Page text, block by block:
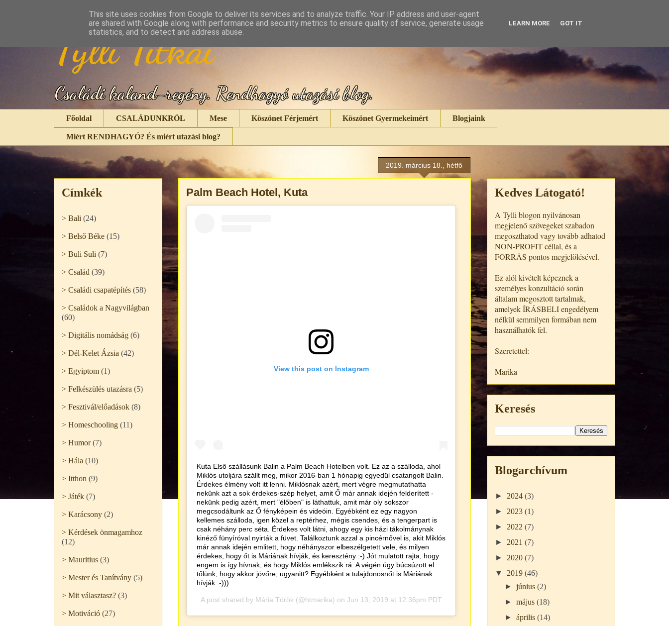
Tylli Titkai
Családi kaland-regény. Rendhagyó utazási blog.
Főoldal CSALÁDUNKRÓL Mese Köszönet Férjemért Köszönet Gyermekeimért Blogjaink
Miért RENDHAGYÓ? És miért utazási blog?
2019. március 18., hétfő
Palm Beach Hotel, Kuta
View this post on Instagram
Kuta Első szállásunk Balin a Palm Beach Hotelben volt. Ez az a szálloda, ahol
Miklós utoljára szállt meg, mikor 2016-ban 1 hónapig egyedül csatangolt Balin.
Érdekes élmény volt itt lenni. Miklósnak azért, mert végre megmutathatta
nekünk azt a sok érdekes-szép helyet, amit Ő már annak idején felderített -
nekünk pedig azért, mert "élőben" is láthattuk, amit már oly sokszor
megcsodáltunk az Ő fényképein és videóin. Egyébként ez egy nagyon
kellemes szálloda, igen közel a reptérhez, mégis csendes, és a tengerpart is
csak néhány perc séta. Érdekes volt látni, ahogy egy kis házi tákolmánynak
kinéző fünyíróval nyirták a füvet. Találkoztunk azzal a pincérnővel is, akit Miklós
már annak idején emlitett, hogy néhányszor elbeszélgetett vele, és milyen
érdekes, hogy őt is Máriának hívják, és keresztény :-) Jót mulatott rajta, hogy
engem is így hívnak, és hogy Miklós emlékszik rá. A végén úgy búcsúzott el
tőlünk, hogy akkor jövőre, ugyanitt? Egyébként a tulajdonosnőt is Máriának
hívják :-)))
A post shared by Mária Török (@htmarika) on Jun 13, 2019 at 12:36pm PDT
Címkék
> Bali (24)
> Belső Béke (15)
> Buli Suli (7)
> Család (39)
> Családi csapatépítés (58)
> Családok a Nagyvilágban
(60)
> Digitális nomádság (6)
> Dél-Kelet Ázsia (42)
> Egyiptom (1)
> Felkészülés utazásra (5)
> Fesztivál/előadások (8)
> Homeschooling (11)
> Humor (7)
> Hála (10)
> Itthon (9)
> Játék (7)
> Karácsony (2)
> Kérdések önmagamhoz
(12)
> Mauritius (3)
> Mester és Tanítvány (5)
> Mit választasz? (3)
> Motiváció (27)
Kedves Látogató!
A Tylli blogon nyilvánosan
megjelenő szövegeket szabadon
megoszthatod vagy tovább adhatod
NON-PROFIT céllal, és a
FORRÁS pontos megjelölésével.
Ez alól kivételt képeznek a
személyes konzultáció során
általam megosztott tartalmak,
amelyek ÍRÁSBELI engedélyem
nélkül semmilyen formában nem
használhatók fel.
Szeretettel:
Marika
Keresés
Blogarchívum
► 2024 (3)
► 2023 (1)
► 2022 (7)
► 2021 (7)
► 2020 (7)
▼ 2019 (46)
►június(2)
►május(18)
►április(14)
This site uses cookies from Google to deliver its services and to analyze traffic. Your IP address and user-agent
are shared with Google along with performance and security metrics to ensure quality of service, generate usage
statistics, and to detect and address abuse.
LEARN MORE GOT IT